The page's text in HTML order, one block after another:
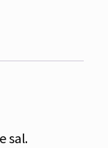
sal.